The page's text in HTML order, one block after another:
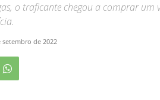
o traficante chegou a comprar um
setembro de 2022